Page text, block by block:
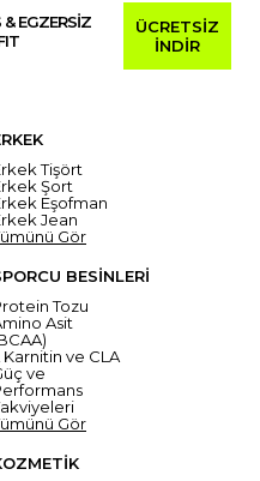
& EGZERSİZ
ÜCRETSİZ
İNDİR
Tişört
Şort
Eşofman
Jean
Gör
BESİNLERİ
Tozu
Asit
Karnitin ve CLA
ve
Gör